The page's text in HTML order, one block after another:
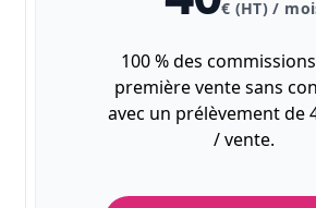
€ (HT) /
100 % des
première vente sans
avec un prélèvement de
/ vente.